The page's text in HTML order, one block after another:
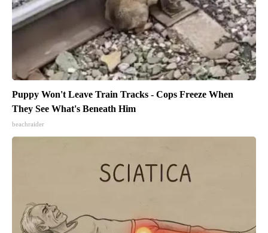
Puppy Won't Leave Train Tracks - Cops Freeze When
They See What's Beneath Him
beachraider